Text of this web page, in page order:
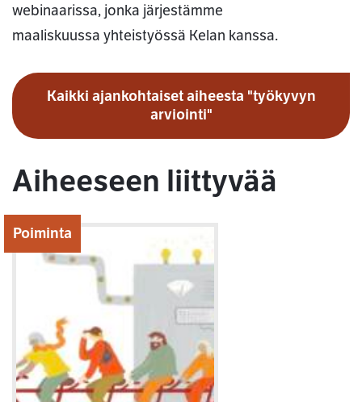
webinaarissa, jonka järjestämme
maaliskuussa yhteistyössä Kelan kanssa.
Kaikki ajankohtaiset aiheesta "työkyvyn
arviointi"
Aiheeseen liittyvää
Poiminta